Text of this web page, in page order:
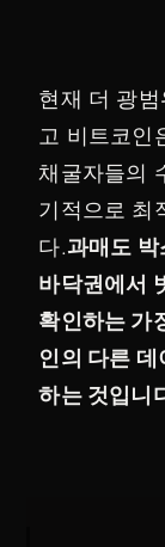
현재 더 광
고 비트코인
채굴자들의
기적으로 최
다.과매도 박
바닥권에서
확인하는 가
인의 다른
하는 것입니